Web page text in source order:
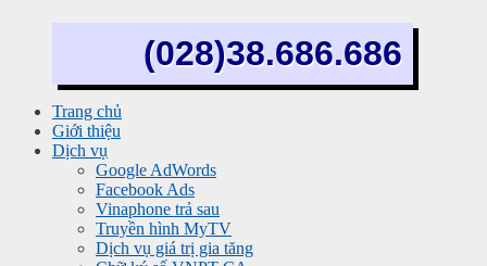
(028)38.686.686
Trang chủ
Giới thiệu
Dịch vụ
Google AdWords
Facebook Ads
Vinaphone trả sau
Truyền hình MyTV
Dịch vụ giá trị gia tăng